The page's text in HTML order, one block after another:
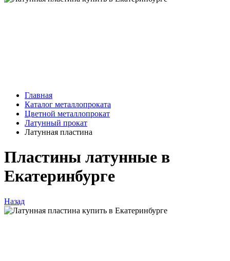
Главная
Каталог металлопроката
Цветной металлопрокат
Латунный прокат
Латунная пластина
Пластины латунные в
Екатеринбурге
Назад